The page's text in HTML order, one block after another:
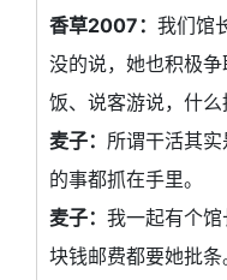
香草2007： 我们馆
没的说，她也积极
饭、说客游说，什么
麦子： 所谓干活其
的事都抓在手里。
麦子： 我一起有个
块钱邮费都要她批条